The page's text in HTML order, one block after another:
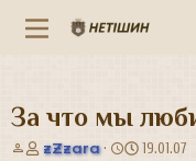
За что мы
А
zZzara
Д
19.01.07